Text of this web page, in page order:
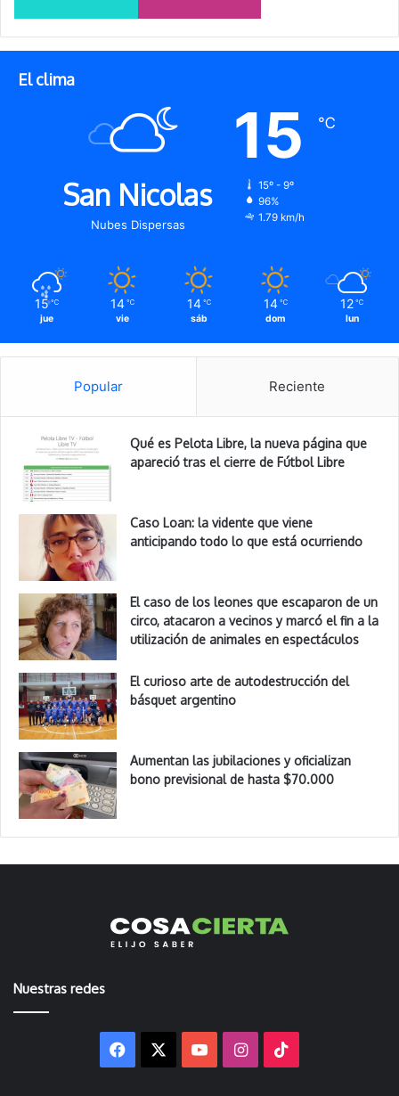
El clima
San Nicolas
Nubes Dispersas
15 ℃
15º - 9º
96%
1.79 km/h
15 ℃
jue
14 ℃
vie
14 ℃
sáb
14 ℃
dom
12 ℃
lun
Popular Reciente
Qué es Pelota Libre, la nueva página que
apareció tras el cierre de Fútbol Libre
Caso Loan: la vidente que viene
anticipando todo lo que está ocurriendo
El caso de los leones que escaparon de un
circo, atacaron a vecinos y marcó el fin a la
utilización de animales en espectáculos
El curioso arte de autodestrucción del
básquet argentino
Aumentan las jubilaciones y oficializan
bono previsional de hasta $70.000
Nuestras redes
Facebook YouTubeInstagram